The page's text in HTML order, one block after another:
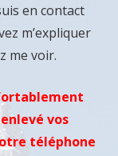
en contact
m’expliquer
me voir.
vos
téléphone